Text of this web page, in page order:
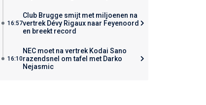
16:57
Club Brugge smijt met miljoenen na
vertrek Dévy Rigaux naar Feyenoord
en breekt record
16:10
NEC moet na vertrek Kodai Sano
razendsnel om tafel met Darko
Nejasmic